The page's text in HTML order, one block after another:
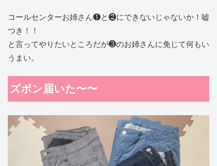
コールセンターお姉さん❶と❷にできないじゃないか！嘘
つき！！
と言ってやりたいところだが❸のお姉さんに免じて何もい
うまい。
ズボン届いた〜〜